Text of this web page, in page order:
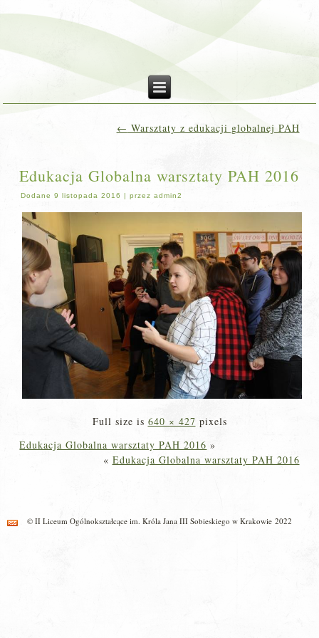
← Warsztaty z edukacji globalnej PAH
Edukacja Globalna warsztaty PAH 2016
Dodane 9 listopada 2016 |przez admin2
Full size is 640 × 427 pixels
Edukacja Globalna warsztaty PAH 2016 »
« Edukacja Globalna warsztaty PAH 2016
© II Liceum Ogólnokształcące im. Króla Jana III Sobieskiego w Krakowie 2022